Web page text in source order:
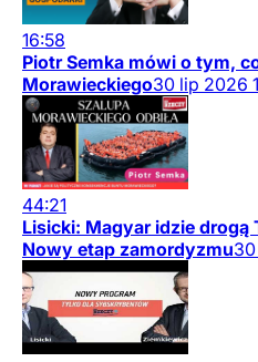
16:58
Piotr Semka mówi o tym,
Morawieckiego30 lip 2026
44:21
Lisicki: Magyar idzie drogą
Nowy etap zamordyzmu30